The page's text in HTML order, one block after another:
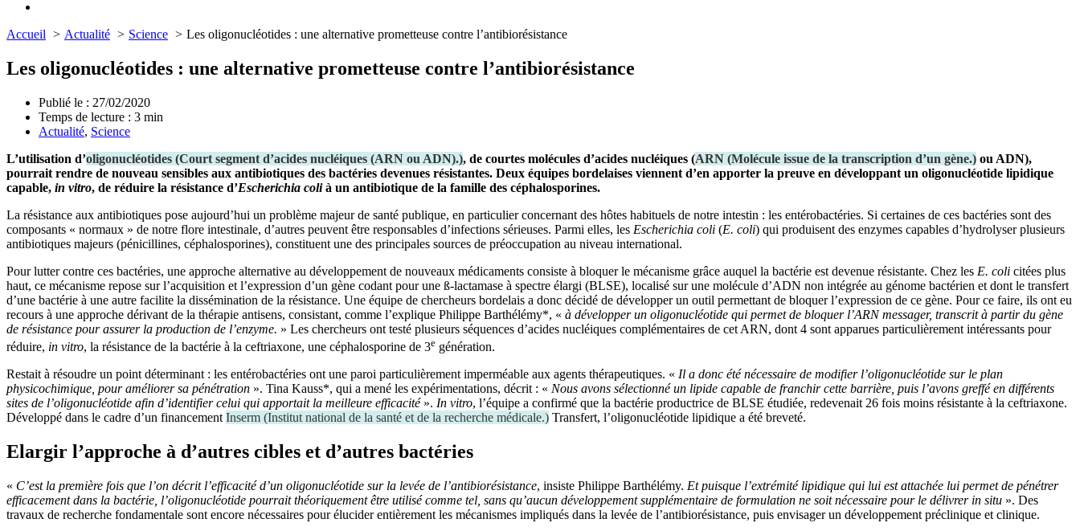
Accueil Actualité Science Les oligonucléotides : une alternative prometteuse contre l’antibiorésistance
Les oligonucléotides : une alternative prometteuse contre l’antibiorésistance
Publié le : 27/02/2020
Temps de lecture : 3 min
Actualité, Science
L’utilisation d’oligonucléotides (Court segment d’acides nucléiques (ARN ou ADN).), de courtes molécules d’acides nucléiques (ARN (Molécule issue de la transcription d’un gène.) ou ADN),
pourrait rendre de nouveau sensibles aux antibiotiques des bactéries devenues résistantes. Deux équipes bordelaises viennent d’en apporter la preuve en développant un oligonucléotide lipidique
capable, in vitro, de réduire la résistance d’Escherichia colià un antibiotique de la famille des céphalosporines.
La résistance aux antibiotiques pose aujourd’hui un problème majeur de santé publique, en particulier concernant des hôtes habituels de notre intestin : les entérobactéries. Si certaines de ces bactéries sont des
composants « normaux » de notre flore intestinale, d’autres peuvent être responsables d’infections sérieuses. Parmi elles, les Escherichia coli (E. coli) qui produisent des enzymes capables d’hydrolyser plusieurs
antibiotiques majeurs (pénicillines, céphalosporines), constituent une des principales sources de préoccupation au niveau international.
Pour lutter contre ces bactéries, une approche alternative au développement de nouveaux médicaments consiste à bloquer le mécanisme grâce auquel la bactérie est devenue résistante. Chez les E. coli citées plus
haut, ce mécanisme repose sur l’acquisition et l’expression d’un gène codant pour une ß‑lactamase à spectre élargi (BLSE), localisé sur une molécule d’ADN non intégrée au génome bactérien et dont le transfert
d’une bactérie à une autre facilite la dissémination de la résistance. Une équipe de chercheurs bordelais a donc décidé de développer un outil permettant de bloquer l’expression de ce gène. Pour ce faire, ils ont eu
recours à une approche dérivant de la thérapie antisens, consistant, comme l’explique Philippe Barthélémy*, « à développer un oligonucléotide qui permet de bloquer l’ARN messager, transcrit à partir du gène
de résistance pour assurer la production de l’enzyme. » Les chercheurs ont testé plusieurs séquences d’acides nucléiques complémentaires de cet ARN, dont 4 sont apparues particulièrement intéressants pour
réduire, in vitro, la résistance de la bactérie à la ceftriaxone, une céphalosporine de 3e génération.
Restait à résoudre un point déterminant : les entérobactéries ont une paroi particulièrement imperméable aux agents thérapeutiques. « Il a donc été nécessaire de modifier l’oligonucléotide sur le plan
physicochimique, pour améliorer sa pénétration ». Tina Kauss*, qui a mené les expérimentations, décrit : « Nous avons sélectionné un lipide capable de franchir cette barrière, puis l’avons greffé en différents
sites de l’oligonucléotide afin d’identifier celui qui apportait la meilleure efficacité». In vitro, l’équipe a confirmé que la bactérie productrice de BLSE étudiée, redevenait 26 fois moins résistante à la ceftriaxone.
Développé dans le cadre d’un financement Inserm (Institut national de la santé et de la recherche médicale.) Transfert, l’oligonucléotide lipidique a été breveté.
Elargir l’approche à d’autres cibles et d’autres bactéries
« C’est la première fois que l’on décrit l’efficacité d’un oligonucléotide sur la levée de l’antibiorésistance, insiste Philippe Barthélémy. Et puisque l’extrémité lipidique qui lui est attachée lui permet de pénétrer
efficacement dans la bactérie, l’oligonucléotide pourrait théoriquement être utilisé comme tel, sans qu’aucun développement supplémentaire de formulation ne soit nécessaire pour le délivrer in situ ». Des
travaux de recherche fondamentale sont encore nécessaires pour élucider entièrement les mécanismes impliqués dans la levée de l’antibiorésistance, puis envisager un développement préclinique et clinique.